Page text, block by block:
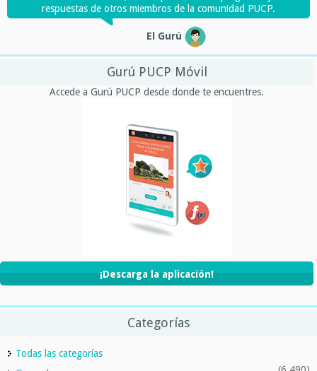
respuestas de otros miembros de la comunidad PUCP.
El Gurú
Gurú PUCP Móvil
Accede a Gurú PUCP desde donde te encuentres.
¡Descarga la aplicación!
Categorías
Todas las categorías